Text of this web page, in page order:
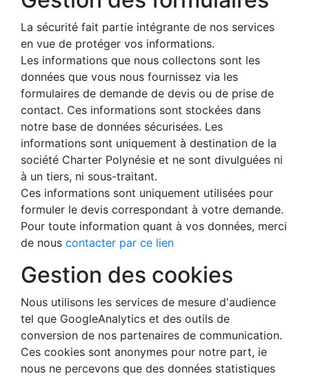
La sécurité fait partie intégrante de nos services
en vue de protéger vos informations.
Les informations que nous collectons sont les
données que vous nous fournissez via les
formulaires de demande de devis ou de prise de
contact. Ces informations sont stockées dans
notre base de données sécurisées. Les
informations sont uniquement à destination de la
société Charter Polynésie et ne sont divulguées ni
à un tiers, ni sous-traitant.
Ces informations sont uniquement utilisées pour
formuler le devis correspondant à votre demande.
Pour toute information quant à vos données, merci
de nous contacter par ce lien
Gestion des cookies
Nous utilisons les services de mesure d'audience
tel que GoogleAnalytics et des outils de
conversion de nos partenaires de communication.
Ces cookies sont anonymes pour notre part, ie
nous ne percevons que des données statistiques